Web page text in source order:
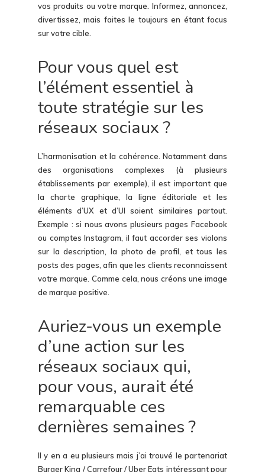
vos produits ou votre marque. Informez, annoncez,
divertissez, mais faites le toujours en étant focus
sur votre cible.
Pour vous quel est
l’élément essentiel à
toute stratégie sur les
réseaux sociaux ?
L’harmonisation et la cohérence. Notamment dans
des organisations complexes (à plusieurs
établissements par exemple), il est important que
la charte graphique, la ligne éditoriale et les
éléments d’UX et d’UI soient similaires partout.
Exemple : si nous avons plusieurs pages Facebook
ou comptes Instagram, il faut accorder ses violons
sur la description, la photo de profil, et tous les
posts des pages, afin que les clients reconnaissent
votre marque. Comme cela, nous créons une image
de marque positive.
Auriez-vous un exemple
d’une action sur les
réseaux sociaux qui,
pour vous, aurait été
remarquable ces
dernières semaines ?
Il y en a eu plusieurs mais j’ai trouvé le partenariat
Burger King / Carrefour / Uber Eats intéressant pour